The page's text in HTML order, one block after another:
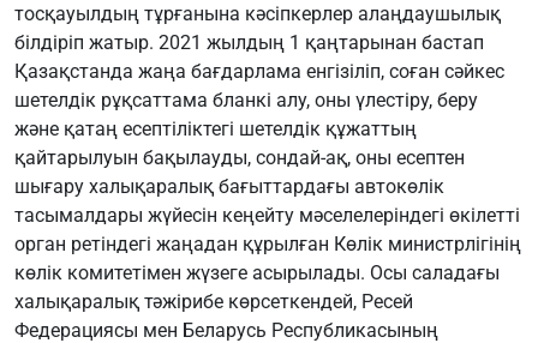
тосқауылдың тұрғанына кәсіпкерлер алаңдаушылық
білдіріп жатыр. 2021 жылдың 1 қаңтарынан бастап
Қазақстанда жаңа бағдарлама енгізіліп, соған сәйкес
шетелдік рұқсаттама бланкі алу, оны үлестіру, беру
және қатаң есептіліктегі шетелдік құжаттың
қайтарылуын бақылауды, сондай-ақ, оны есептен
шығару халықаралық бағыттардағы автокөлік
тасымалдары жүйесін кеңейту мәселелеріндегі өкілетті
орган ретіндегі жаңадан құрылған Көлік министрлігінің
көлік комитетімен жүзеге асырылады. Осы саладағы
халықаралық тәжірибе көрсеткендей, Ресей
Федерациясы мен Беларусь Республикасының